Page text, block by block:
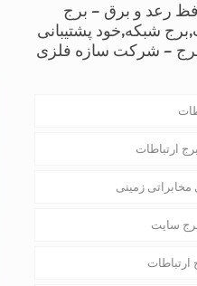
رعد و برق – برج
شبکه,خود پشتیبانی
– شرکت سازه فلزی
ارتباطات
مخابراتی زمینی
سایت
ارتباطات